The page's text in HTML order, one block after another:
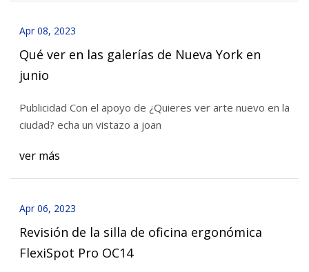
Apr 08, 2023
Qué ver en las galerías de Nueva York en
junio
Publicidad Con el apoyo de ¿Quieres ver arte nuevo en la
ciudad? echa un vistazo a joan
ver más
Apr 06, 2023
Revisión de la silla de oficina ergonómica
FlexiSpot Pro OC14